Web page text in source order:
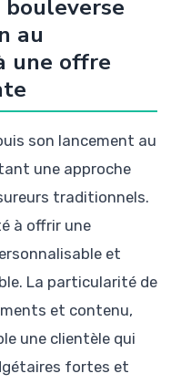
au
une offre
son lancement au
une approche
traditionnels.
à offrir une
et
La particularité de
et contenu,
une clientèle qui
fortes et